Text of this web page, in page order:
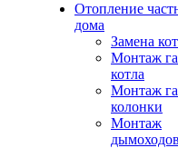
Отопление
дома
Замена
Монтаж
котла
Монтаж
колонки
Монтаж